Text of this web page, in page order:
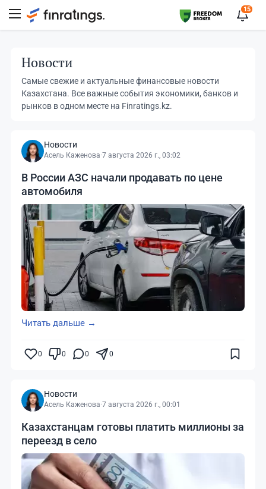
15
Новости
Самые свежие и актуальные финансовые новости
Казахстана. Все важные события экономики, банков и
рынков в одном месте на Finratings.kz.
Новости
Асель Каженова·7 августа 2026 г., 03:02
В России АЗС начали продавать по цене
автомобиля
Читать дальше →
0 0 0 0
Новости
Асель Каженова·7 августа 2026 г., 00:01
Казахстанцам готовы платить миллионы за
переезд в село